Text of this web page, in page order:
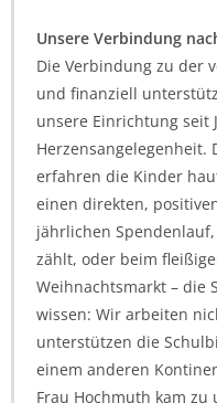
Unsere Verbindung
Die Verbindung zu der
und finanziell
unsere Einrichtung seit
Herzensangelegenheit.
erfahren die Kinder
einen direkten,
jährlichen
zählt, oder beim
Weihnachtsmarkt – die
wissen: Wir arbeiten
unterstützen die
einem anderen
Frau Hochmuth kam